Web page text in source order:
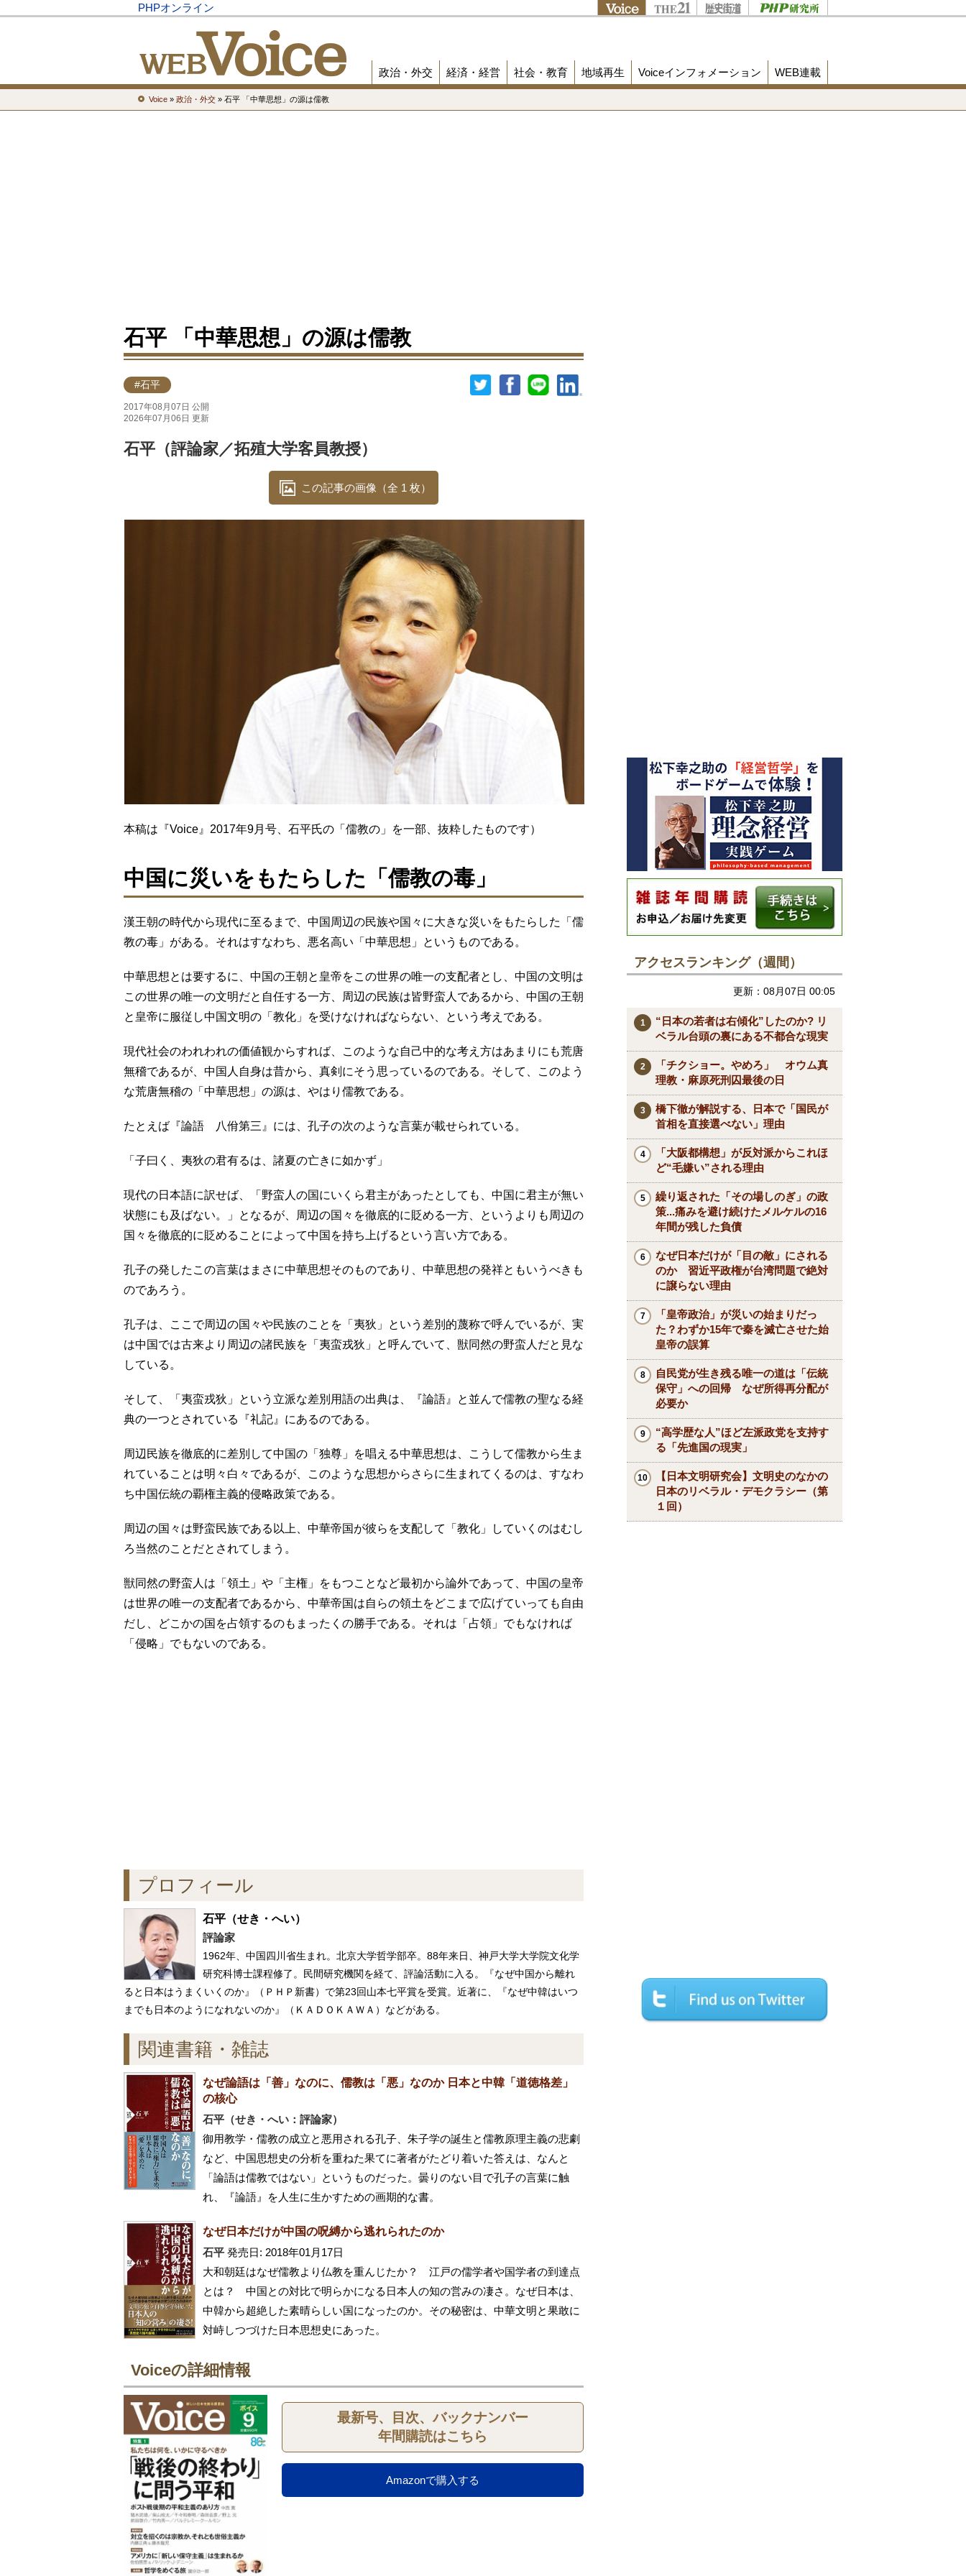
PHPオンライン
政治・外交 経済・経営 社会・教育 地域再生 Voiceインフォメーション WEB連載
Voice » 政治・外交 » 石平 「中華思想」の源は儒教
石平 「中華思想」の源は儒教
#石平
2017年08月07日 公開
2026年07月06日 更新
石平（評論家／拓殖大学客員教授）
この記事の画像（全 1 枚）
本稿は『Voice』2017年9月号、石平氏の「儒教の」を一部、抜粋したものです）
中国に災いをもたらした「儒教の毒」
漢王朝の時代から現代に至るまで、中国周辺の民族や国々に大きな災いをもたらした「儒
教の毒」がある。それはすなわち、悪名高い「中華思想」というものである。
中華思想とは要するに、中国の王朝と皇帝をこの世界の唯一の支配者とし、中国の文明は
この世界の唯一の文明だと自任する一方、周辺の民族は皆野蛮人であるから、中国の王朝
と皇帝に服従し中国文明の「教化」を受けなければならない、という考えである。
現代社会のわれわれの価値観からすれば、このような自己中的な考え方はあまりにも荒唐
無稽であるが、中国人自身は昔から、真剣にそう思っているのである。そして、このよう
な荒唐無稽の「中華思想」の源は、やはり儒教である。
たとえば『論語 八佾第三』には、孔子の次のような言葉が載せられている。
「子曰く、夷狄の君有るは、諸夏の亡きに如かず」
現代の日本語に訳せば、「野蛮人の国にいくら君主があったとしても、中国に君主が無い
状態にも及ばない。」となるが、周辺の国々を徹底的に貶める一方、というよりも周辺の
国々を徹底的に貶めることによって中国を持ち上げるという言い方である。
孔子の発したこの言葉はまさに中華思想そのものであり、中華思想の発祥ともいうべきも
のであろう。
孔子は、ここで周辺の国々や民族のことを「夷狄」という差別的蔑称で呼んでいるが、実
は中国では古来より周辺の諸民族を「夷蛮戎狄」と呼んでいて、獣同然の野蛮人だと見な
している。
そして、「夷蛮戎狄」という立派な差別用語の出典は、『論語』と並んで儒教の聖なる経
典の一つとされている『礼記』にあるのである。
周辺民族を徹底的に差別して中国の「独尊」を唱える中華思想は、こうして儒教から生ま
れていることは明々白々であるが、このような思想からさらに生まれてくるのは、すなわ
ち中国伝統の覇権主義的侵略政策である。
周辺の国々は野蛮民族である以上、中華帝国が彼らを支配して「教化」していくのはむし
ろ当然のことだとされてしまう。
獣同然の野蛮人は「領土」や「主権」をもつことなど最初から論外であって、中国の皇帝
は世界の唯一の支配者であるから、中華帝国は自らの領土をどこまで広げていっても自由
だし、どこかの国を占領するのもまったくの勝手である。それは「占領」でもなければ
「侵略」でもないのである。
プロフィール
石平 （せき・へい）
評論家
1962年、中国四川省生まれ。北京大学哲学部卒。88年来日、神戸大学大学院文化学
研究科博士課程修了。民間研究機関を経て、評論活動に入る。『なぜ中国から離れ
ると日本はうまくいくのか』（ＰＨＰ新書）で第23回山本七平賞を受賞。近著に、『なぜ中韓はいつ
までも日本のようになれないのか』（ＫＡＤＯＫＡＷＡ）などがある。
関連書籍・雑誌
なぜ論語は「善」なのに、儒教は「悪」なのか 日本と中韓「道徳格差」
の核心
石平（せき・へい：評論家）
御用教学・儒教の成立と悪用される孔子、朱子学の誕生と儒教原理主義の悲劇
など、中国思想史の分析を重ねた果てに著者がたどり着いた答えは、なんと
「論語は儒教ではない」というものだった。曇りのない目で孔子の言葉に触
れ、『論語』を人生に生かすための画期的な書。
なぜ日本だけが中国の呪縛から逃れられたのか
石平 発売日: 2018年01月17日
大和朝廷はなぜ儒教より仏教を重んじたか？ 江戸の儒学者や国学者の到達点
とは？ 中国との対比で明らかになる日本人の知の営みの凄さ。なぜ日本は、
中韓から超絶した素晴らしい国になったのか。その秘密は、中華文明と果敢に
対峙しつづけた日本思想史にあった。
Voiceの詳細情報
最新号、目次、バックナンバー
年間購読はこちら
Amazonで購入する
アクセスランキング（週間）
更新：08月07日 00:05
“日本の若者は右傾化”したのか? リ
ベラル台頭の裏にある不都合な現実
「チクショー。やめろ」 オウム真
理教・麻原死刑囚最後の日
橋下徹が解説する、日本で「国民が
首相を直接選べない」理由
「大阪都構想」が反対派からこれほ
ど“毛嫌い”される理由
繰り返された「その場しのぎ」の政
策...痛みを避け続けたメルケルの16
年間が残した負債
なぜ日本だけが「目の敵」にされる
のか 習近平政権が台湾問題で絶対
に譲らない理由
「皇帝政治」が災いの始まりだっ
た？わずか15年で秦を滅亡させた始
皇帝の誤算
自民党が生き残る唯一の道は「伝統
保守」への回帰 なぜ所得再分配が
必要か
“高学歴な人”ほど左派政党を支持す
る「先進国の現実」
【日本文明研究会】文明史のなかの
日本のリベラル・デモクラシー（第
１回）